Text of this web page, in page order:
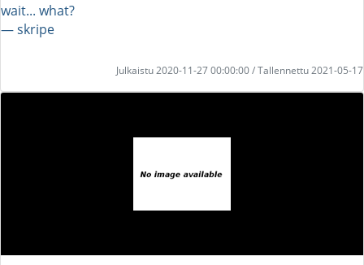
wait... what?
― skripe
Julkaistu 2020-11-27 00:00:00 / Tallennettu 2021-05-17